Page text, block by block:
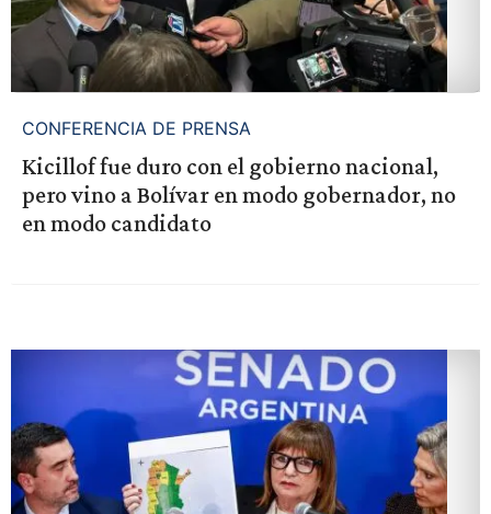
CONFERENCIA DE PRENSA
Kicillof fue duro con el gobierno nacional,
pero vino a Bolívar en modo gobernador, no
en modo candidato